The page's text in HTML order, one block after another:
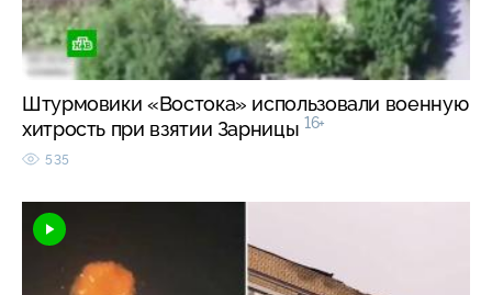
Штурмовики «Востока» использовали военную
хитрость при взятии Зарницы 16+
535